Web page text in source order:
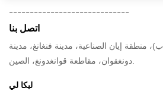
-----------------------------
اتصل بنا
: رقم 2 (103 ب)، منطقة إيان الصناعية، مدينة فنغانغ، مدينة
ليكا لي